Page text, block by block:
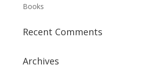
Books
Recent Comments
Archives